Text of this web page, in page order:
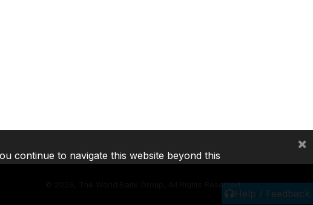
Help / Feedback
2026, The World Bank Group, All Rights Reserved.
continue to navigate this website beyond this
×